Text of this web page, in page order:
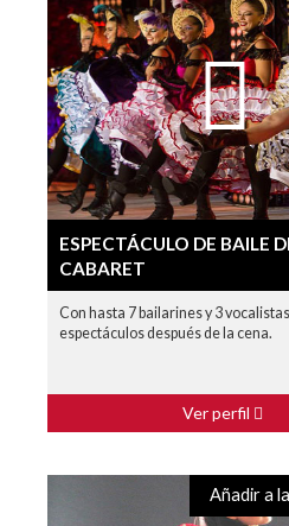
ESPECTÁCULO DE BAILE
CABARET
Con hasta 7 bailarines y 3
espectáculos después de la cena.
Ver perfil
Añadir a